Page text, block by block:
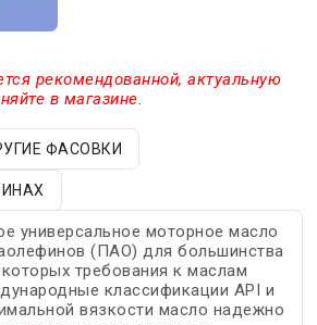
рекомендованной, актуальную
в магазине.
ФАСОВКИ
универсальное моторное масло
(ПАО) для большинства
требования к маслам
классификации API и
вязкости масло надежно